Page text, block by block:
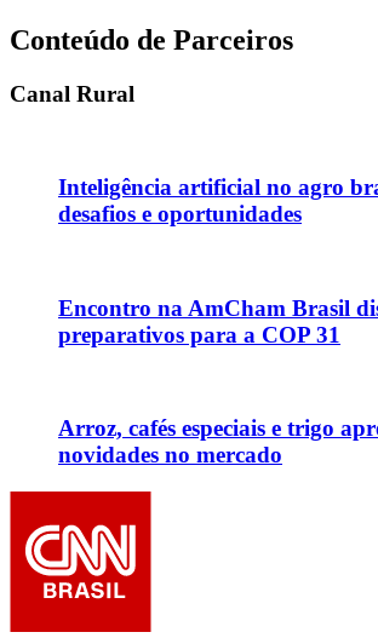
Conteúdo de Parceiros
Canal Rural
Inteligência artificial no agro
desafios e oportunidades
Encontro na AmCham Brasil
preparativos para a COP 31
Arroz, cafés especiais e trigo
novidades no mercado